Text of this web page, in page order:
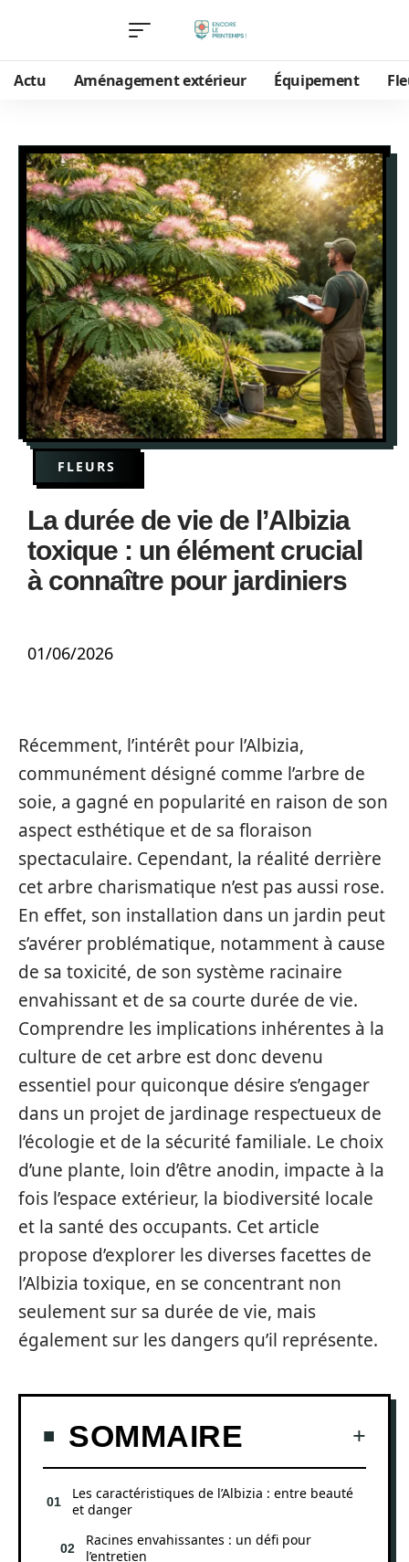
Actu Aménagement extérieur Équipement
FLEURS
La durée de vie de l’Albizia
toxique : un élément crucial
à connaître pour jardiniers
01/06/2026
Récemment, l’intérêt pour l’Albizia,
communément désigné comme l’arbre de
soie, a gagné en popularité en raison de son
aspect esthétique et de sa floraison
spectaculaire. Cependant, la réalité derrière
cet arbre charismatique n’est pas aussi rose.
En effet, son installation dans un jardin peut
s’avérer problématique, notamment à cause
de sa toxicité, de son système racinaire
envahissant et de sa courte durée de vie.
Comprendre les implications inhérentes à la
culture de cet arbre est donc devenu
essentiel pour quiconque désire s’engager
dans un projet de jardinage respectueux de
l’écologie et de la sécurité familiale. Le choix
d’une plante, loin d’être anodin, impacte à la
fois l’espace extérieur, la biodiversité locale
et la santé des occupants. Cet article
propose d’explorer les diverses facettes de
l’Albizia toxique, en se concentrant non
seulement sur sa durée de vie, mais
également sur les dangers qu’il représente.
SOMMAIRE
Les caractéristiques de l’Albizia : entre beauté
et danger
Racines envahissantes : un défi pour
l’entretien